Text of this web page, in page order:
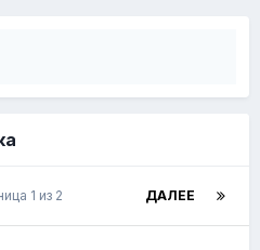
ДАЛЕЕ
1 из 2